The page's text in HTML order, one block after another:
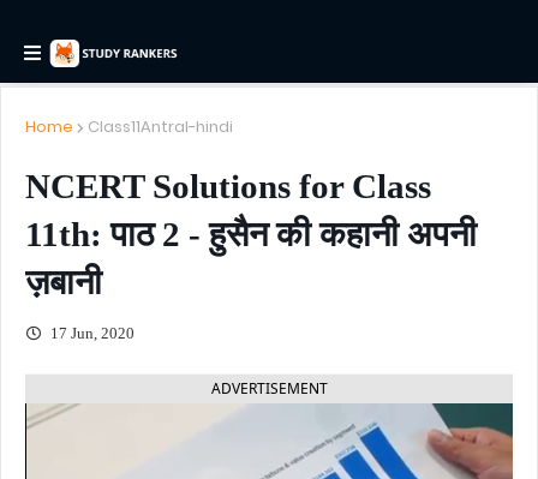
Home Class11Antral-hindi
NCERT Solutions for Class
11th: पाठ 2 - हुसैन की कहानी अपनी
ज़बानी
17 Jun, 2020
ADVERTISEMENT